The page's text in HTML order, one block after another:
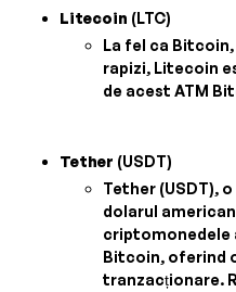
Litecoin (LTC)
La fel ca
rapizi, Litecoin
de acest ATM
Tether (USDT)
Tether (USDT),
dolarul
criptomonedele
Bitcoin, oferind
tranzacționare.